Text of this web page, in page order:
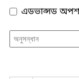
এডভান্সড